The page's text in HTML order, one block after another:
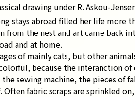
drawing under R. Askou-
stays abroad filled her life more
from the nest and art came back
and at home.
of mainly cats, but other
because the interanction of
sewing machine, the pieces of
fabric scraps are sprinkled